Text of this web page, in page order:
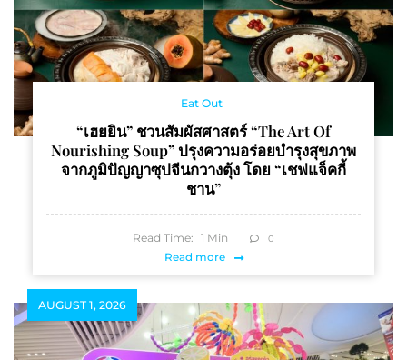
Eat Out
“เฮยยิน” ชวนสัมผัสศาสตร์ “The Art Of
Nourishing Soup” ปรุงความอร่อยบำรุงสุขภาพ
จากภูมิปัญญาซุปจีนกวางตุ้ง โดย “เชฟแจ็คกี้
ชาน”
Read Time: 1 Min 0
Read more
AUGUST 1, 2026